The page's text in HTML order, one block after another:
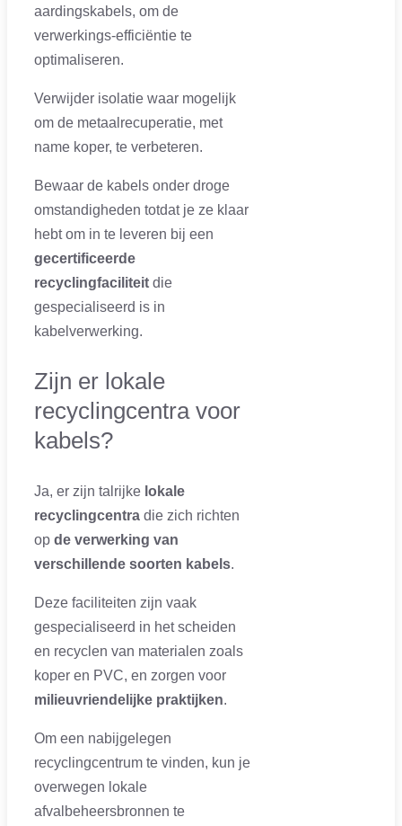
aardingskabels, om de
verwerkings-efficiëntie te
optimaliseren.
Verwijder isolatie waar mogelijk
om de metaalrecuperatie, met
name koper, te verbeteren.
Bewaar de kabels onder droge
omstandigheden totdat je ze klaar
hebt om in te leveren bij een
gecertificeerde
recyclingfaciliteit die
gespecialiseerd is in
kabelverwerking.
Zijn er lokale
recyclingcentra voor
kabels?
Ja, er zijn talrijke lokale
recyclingcentra die zich richten
op de verwerking van
verschillende soorten kabels.
Deze faciliteiten zijn vaak
gespecialiseerd in het scheiden
en recyclen van materialen zoals
koper en PVC, en zorgen voor
milieuvriendelijke praktijken.
Om een nabijgelegen
recyclingcentrum te vinden, kun je
overwegen lokale
afvalbeheersbronnen te